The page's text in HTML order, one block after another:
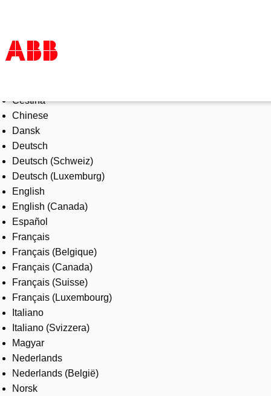
Products & Solutions
Industries
Services
About us
Where to buy
Contact us
Careers
Čeština
Chinese
Dansk
Deutsch
Deutsch (Schweiz)
Deutsch (Luxemburg)
English
English (Canada)
Español
Français
Français (Belgique)
Français (Canada)
Français (Suisse)
Français (Luxembourg)
Italiano
Italiano (Svizzera)
Magyar
Nederlands
Nederlands (België)
Norsk